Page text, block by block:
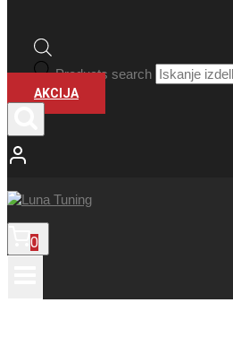
Products search
AKCIJA
0